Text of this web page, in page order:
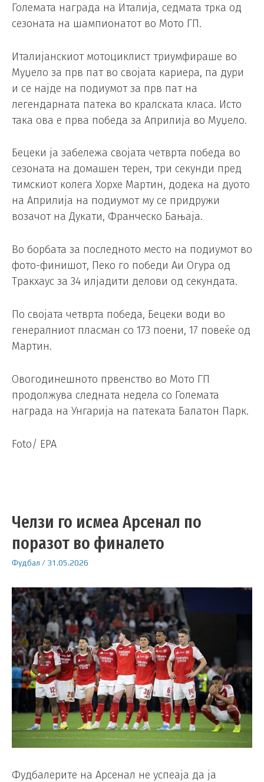
Големата награда на Италија, седмата трка од
сезоната на шампионатот во Мото ГП.
Италијанскиот мотоциклист триумфираше во
Муџело за прв пат во својата кариера, па дури
и се најде на подиумот за прв пат на
легендарната патека во кралската класа. Исто
така ова е прва победа за Априлија во Муџело.
Бецеки ја забележа својата четврта победа во
сезоната на домашен терен, три секунди пред
тимскиот колега Хорхе Мартин, додека на дуото
на Априлија на подиумот му се придружи
возачот на Дукати, Франческо Бањаја.
Во борбата за последното место на подиумот во
фото-финишот, Пеко го победи Аи Огура од
Тракхаус за 34 илјадити делови од секундата.
По својата четврта победа, Бецеки води во
генералниот пласман со 173 поени, 17 повеќе од
Мартин.
Овогодинешното првенство во Мото ГП
продолжува следната недела со Големата
награда на Унгарија на патеката Балатон Парк.
Foto/ EPA
Челзи го исмеа Арсенал по
поразот во финалето
Фудбал / 31.05.2026
Фудбалерите на Арсенал не успеаја да ја